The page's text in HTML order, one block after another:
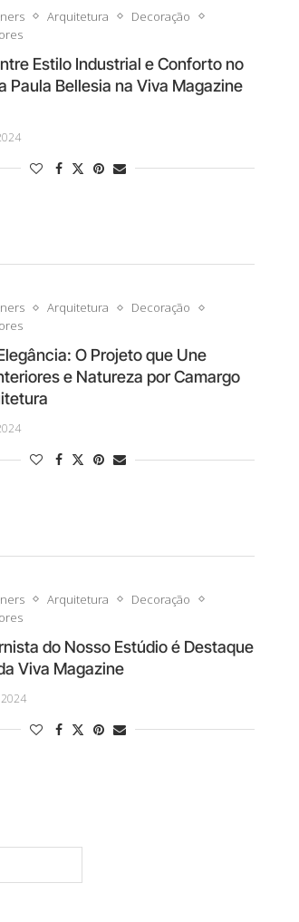
Arquitetura
Decoração
Estilo Industrial e Conforto no
Paula Bellesia na Viva Magazine
Arquitetura
Decoração
O Projeto que Une
e Natureza por Camargo
Arquitetura
Decoração
do Nosso Estúdio é Destaque
Viva Magazine